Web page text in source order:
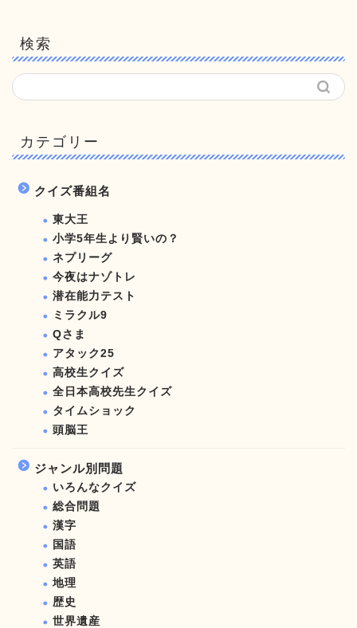
検索
カテゴリー
クイズ番組名
東大王
小学5年生より賢いの？
ネプリーグ
今夜はナゾトレ
潜在能力テスト
ミラクル9
Qさま
アタック25
高校生クイズ
全日本高校先生クイズ
タイムショック
頭脳王
ジャンル別問題
いろんなクイズ
総合問題
漢字
国語
英語
地理
歴史
世界遺産